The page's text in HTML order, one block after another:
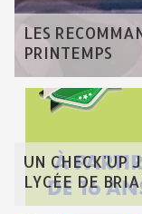
LES
PRINTEMPS
UN CHECK'UP
LYCÉE DE